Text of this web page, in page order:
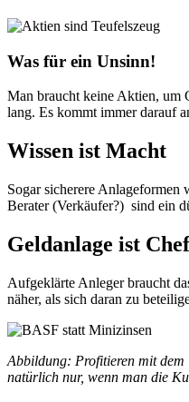
Was für ein Unsinn!
Man braucht keine Aktien, um
lang. Es kommt immer darauf
Wissen ist Macht
Sogar sicherere
Berater (Verkäufer?) sind ein
Geldanlage ist
Aufgeklärte Anleger braucht
näher, als sich daran zu
Abbildung: Profitieren mit dem
natürlich nur, wenn man die